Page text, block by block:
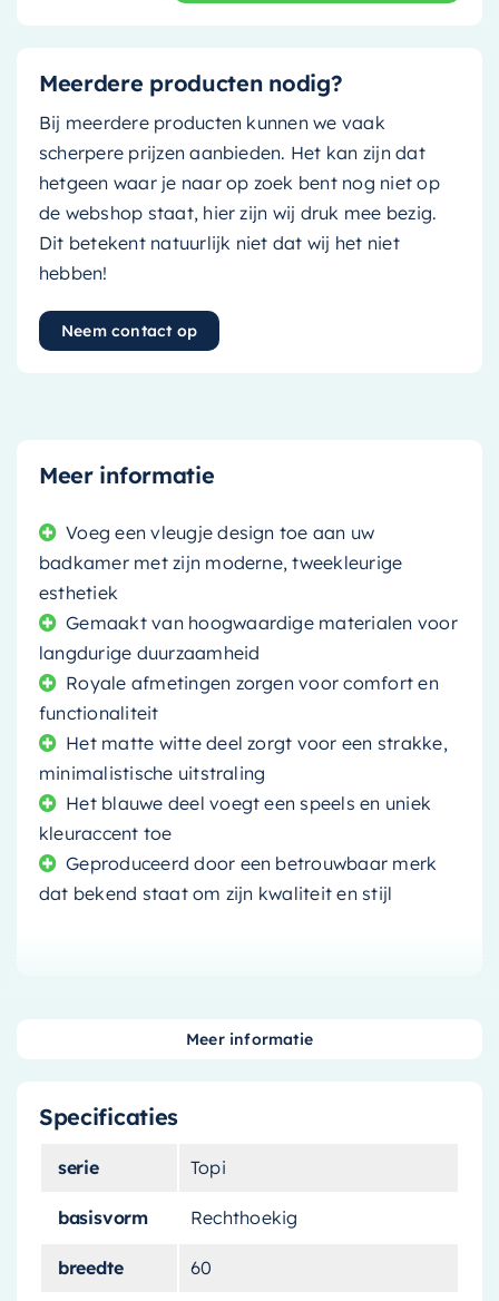
Meerdere producten nodig?
Bij meerdere producten kunnen we vaak
scherpere prijzen aanbieden. Het kan zijn dat
hetgeen waar je naar op zoek bent nog niet op
de webshop staat, hier zijn wij druk mee bezig.
Dit betekent natuurlijk niet dat wij het niet
hebben!
Neem contact op
Meer informatie
Voeg een vleugje design toe aan uw
badkamer met zijn moderne, tweekleurige
esthetiek
Gemaakt van hoogwaardige materialen voor
langdurige duurzaamheid
Royale afmetingen zorgen voor comfort en
functionaliteit
Het matte witte deel zorgt voor een strakke,
minimalistische uitstraling
Het blauwe deel voegt een speels en uniek
kleuraccent toe
Geproduceerd door een betrouwbaar merk
dat bekend staat om zijn kwaliteit en stijl
Op zoek naar een unieke, stijlvolle en functionele
royale afmetingen van
ruimte voor uw dagelijkse wasrituelen.
Uniek tweekleurig design
Deze waskom heeft een bijzonder tweekleurig
Specificaties
serie Topi
basisvorm Rechthoekig
breedte 60
Meer informatie